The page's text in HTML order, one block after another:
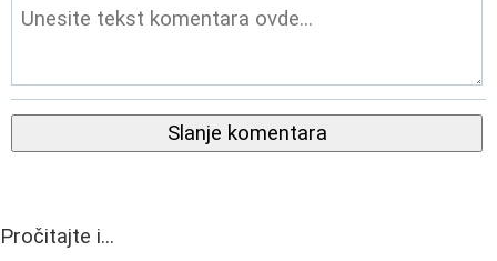
Slanje komentara
Pročitajte i...